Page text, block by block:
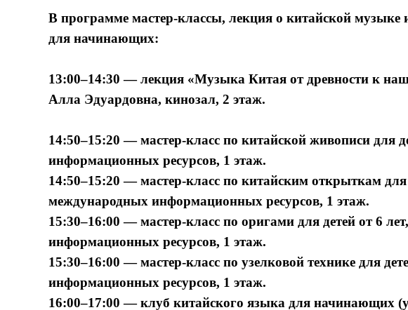
В программе мастер-классы, лекция о китайской музыке
для начинающих:
13:00–14:30 — лекция «Музыка Китая от древности к
Алла Эдуардовна, кинозал, 2 этаж.
14:50–15:20 — мастер-класс по китайской живописи для
информационных ресурсов, 1 этаж.
14:50–15:20 — мастер-класс по китайским открыткам для
международных информационных ресурсов, 1 этаж.
15:30–16:00 — мастер-класс по оригами для детей от 6
информационных ресурсов, 1 этаж.
15:30–16:00 — мастер-класс по узелковой технике для
информационных ресурсов, 1 этаж.
16:00–17:00 — клуб китайского языка для начинающих